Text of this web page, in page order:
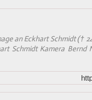
an Eckhart Schmidt (†
Schmidt Kamera Bernd